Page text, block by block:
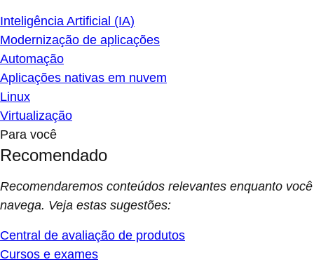
Inteligência Artificial (IA)
Modernização de aplicações
Automação
Aplicações nativas em nuvem
Linux
Virtualização
Para você
Recomendado
Recomendaremos conteúdos relevantes enquanto você
navega. Veja estas sugestões:
Central de avaliação de produtos
Cursos e exames